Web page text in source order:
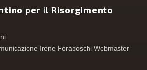
per il Risorgimento
Irene Foraboschi Webmaster